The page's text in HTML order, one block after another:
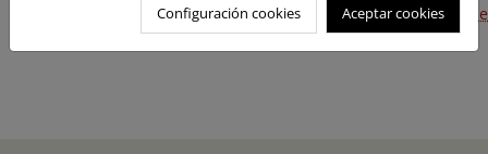
libre designación, efectuada por Resolución de 18 de
Configuración cookies Aceptar cookies